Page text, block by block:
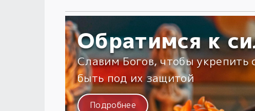
Обратимся к
Славим Богов, чтобы укрепить
быть под их защитой
Подробнее